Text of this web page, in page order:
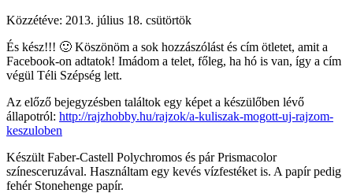
Közzétéve: 2013. július 18. csütörtök
És kész!!! 🙂 Köszönöm a sok hozzászólást és cím ötletet, amit a
Facebook-on adtatok! Imádom a telet, főleg, ha hó is van, így a cím
végül Téli Szépség lett.
Az előző bejegyzésben találtok egy képet a készülőben lévő
állapotról: http://rajzhobby.hu/rajzok/a-kuliszak-mogott-uj-rajzom-
keszuloben
Készült Faber-Castell Polychromos és pár Prismacolor
színesceruzával. Használtam egy kevés vízfestéket is. A papír pedig
fehér Stonehenge papír.